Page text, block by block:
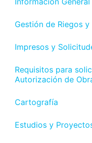
Gestión de Riegos y
Impresos y
Requisitos para
Autorización de
Cartografía
Estudios y